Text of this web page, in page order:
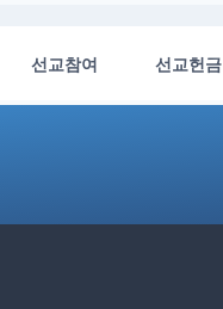
선교참여 선교헌금